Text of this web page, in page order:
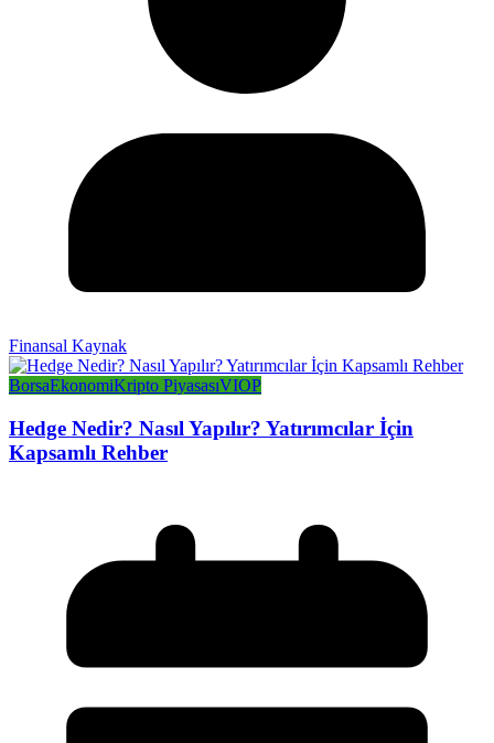
Finansal Kaynak
BorsaEkonomiKripto PiyasasıVIOP
Hedge Nedir? Nasıl Yapılır? Yatırımcılar İçin
Kapsamlı Rehber